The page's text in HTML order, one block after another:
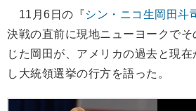
11月6日の『シン・ニコ生岡田斗
決戦の直前に現地ニューヨークで
じた岡田が、アメリカの過去と現
し大統領選挙の行方を語った。